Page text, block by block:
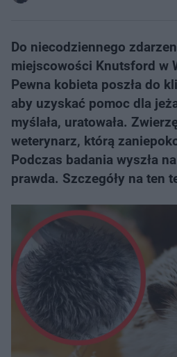
Do niecodziennego
miejscowości Knutsford w
Pewna kobieta poszła do
aby uzyskać pomoc dla
myślała, uratowała.
weterynarz, którą
Podczas badania wyszła
prawda. Szczegóły na ten